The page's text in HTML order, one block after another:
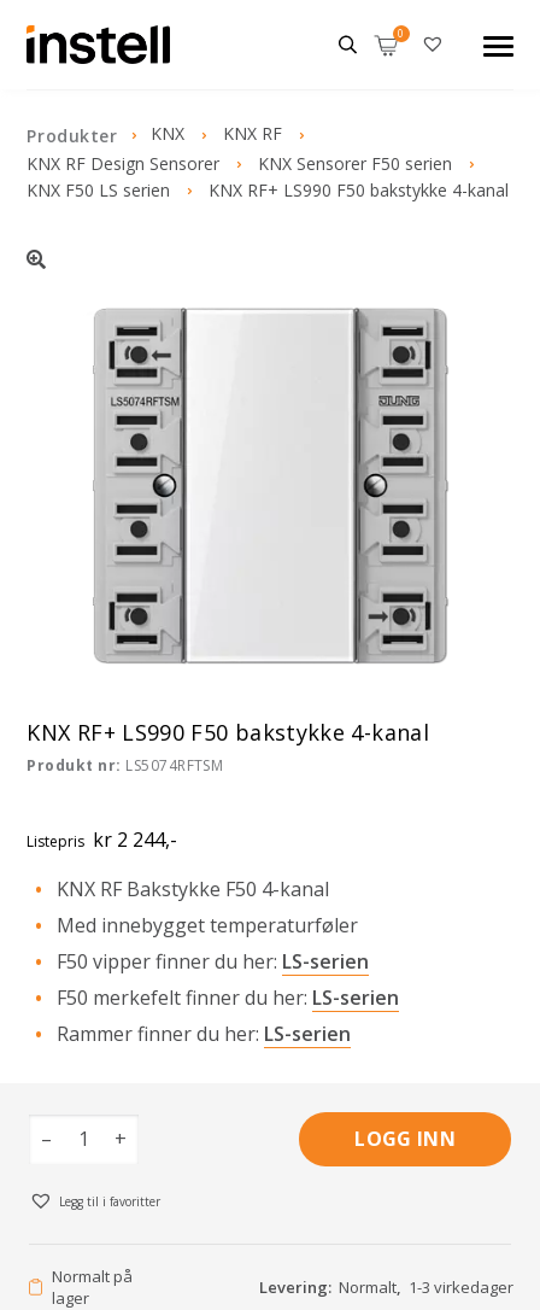
Produkter KNX
KNX RF
KNX RF Design Sensorer
KNX Sensorer F50 serien
KNX F50 LS serien
KNX RF+ LS990 F50 bakstykke 4-kanal
KNX RF+ LS990 F50 bakstykke 4-kanal
Produkt nr: LS5074RFTSM
Listepris kr 2 244,-
KNX RF Bakstykke F50 4-kanal
Med innebygget temperaturføler
F50 vipper finner du her: LS-serien
F50 merkefelt finner du her: LS-serien
Rammer finner du her: LS-serien
– + LOGG INN
Legg til i favoritter
Normalt på
lager
Levering: Normalt, 1-3 virkedager